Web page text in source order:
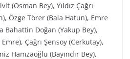
(Osman Bey), Yıldız Çağrı
Özge Törer (Bala Hatun), Emre
Bahattin Doğan (Yakup Bey),
Çağrı Şensoy (Cerkutay),
Hamzaoğlu (Bayındır Bey),